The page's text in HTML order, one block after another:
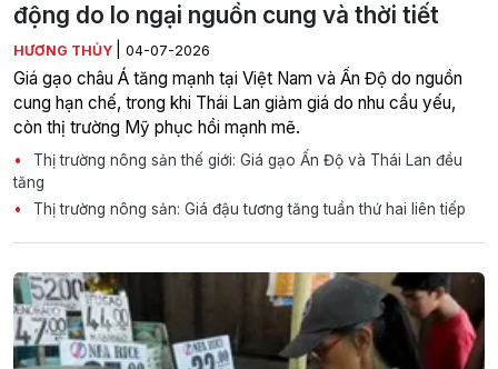
động do lo ngại nguồn cung và thời tiết
HƯƠNG THỦY 04-07-2026
Giá gạo châu Á tăng mạnh tại Việt Nam và Ấn Độ do nguồn
cung hạn chế, trong khi Thái Lan giảm giá do nhu cầu yếu,
còn thị trường Mỹ phục hồi mạnh mẽ.
Thị trường nông sản thế giới: Giá gạo Ấn Độ và Thái Lan đều
tăng
Thị trường nông sản: Giá đậu tương tăng tuần thứ hai liên tiếp